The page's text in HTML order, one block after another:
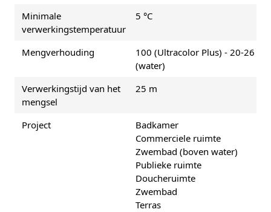
Minimale
verwerkingstemperatuur
5 °C
Mengverhouding
100 (Ultracolor Plus) - 20-26
(water)
Verwerkingstijd van het
mengsel
25 m
Project
Badkamer
Commerciele ruimte
Zwembad (boven water)
Publieke ruimte
Doucheruimte
Zwembad
Terras